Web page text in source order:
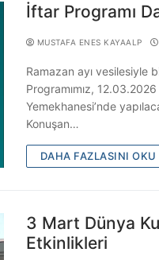
İftar Programı
MUSTAFA ENES KAYAALP
Ramazan ayı vesilesiyle
Programımız,
Yemekhanesi’nde
Konuşan…
DAHA FAZLASINI
3 Mart Dünya
Etkinlikleri